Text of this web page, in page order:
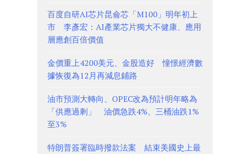
百度自研AI芯片昆侖芯「M100」明年初上
市 李彥宏：AI產業芯片獨大不健康、應用
層應創百倍價值
金價重上4200美元、金股造好 憧憬經濟數
據恢復為12月再減息鋪路
油市預測大轉向、OPEC改為預計明年略為
「供應過剩」 油價急跌4%、三桶油跌1%
至3%
特朗普簽署臨時撥款法案 結束美國史上最